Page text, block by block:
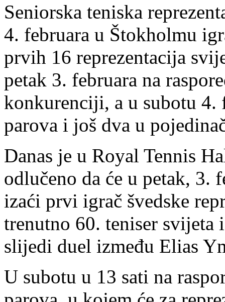
Seniorska teniska
4. februara u Štokholmu
prvih 16 reprezentacija
petak 3. februara na
konkurenciji, a u subotu 4.
parova i još dva u
Danas je u Royal Tennis
odlučeno da će u petak, 3.
izaći prvi igrač švedske
trenutno 60. teniser svijeta
slijedi duel između Elias
U subotu u 13 sati na